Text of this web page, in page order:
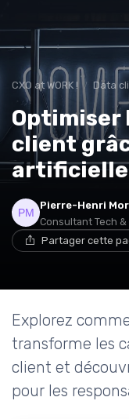
CXO at WORK ! Data
Optimiser
client
artificielle
Pierre-Henri
Consultant Tech &
Partager cette
Explorez
transforme les
client et
pour les